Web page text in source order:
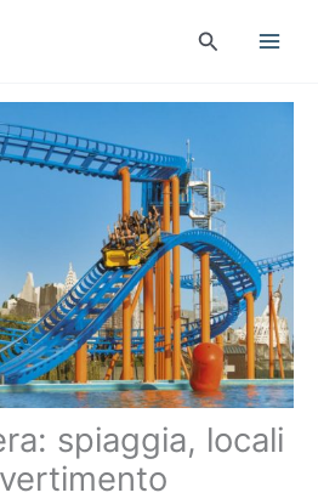
Cerca
spiaggia, locali